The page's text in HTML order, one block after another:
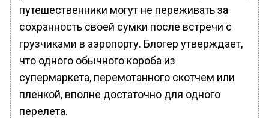
путешественники могут не переживать за
сохранность своей сумки после встречи с
грузчиками в аэропорту. Блогер утверждает,
что одного обычного короба из
супермаркета, перемотанного скотчем или
пленкой, вполне достаточно для одного
перелета.